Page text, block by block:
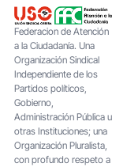
Federacion de Atención
a la Ciudadanía. Una
Organización Sindical
Independiente de los
Partidos políticos,
Gobierno,
Administración Pública u
otras Instituciones; una
Organización Pluralista,
con profundo respeto a